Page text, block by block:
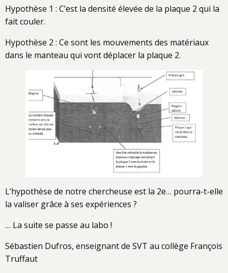
Hypothèse 1 : C’est la densité élevée de la plaque 2 qui la
fait couler.
Hypothèse 2 : Ce sont les mouvements des matériaux
dans le manteau qui vont déplacer la plaque 2.
L’hypothèse de notre chercheuse est la 2e… pourra-t-elle
la valiser grâce à ses expériences ?
… La suite se passe au labo !
Sébastien Dufros, enseignant de SVT au collège François
Truffaut